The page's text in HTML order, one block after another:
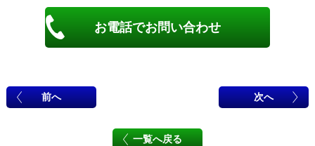
お電話でお問い合わせ
前へ 次へ
一覧へ戻る